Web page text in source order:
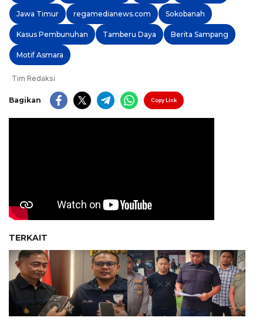
Jawa Timur regamedianews.com Sokobanah
Kasus Pembunuhan Tamberu Daya Berita Sampang
Motif Asmara
Tim Redaksi
Bagikan Copy Link
TERKAIT